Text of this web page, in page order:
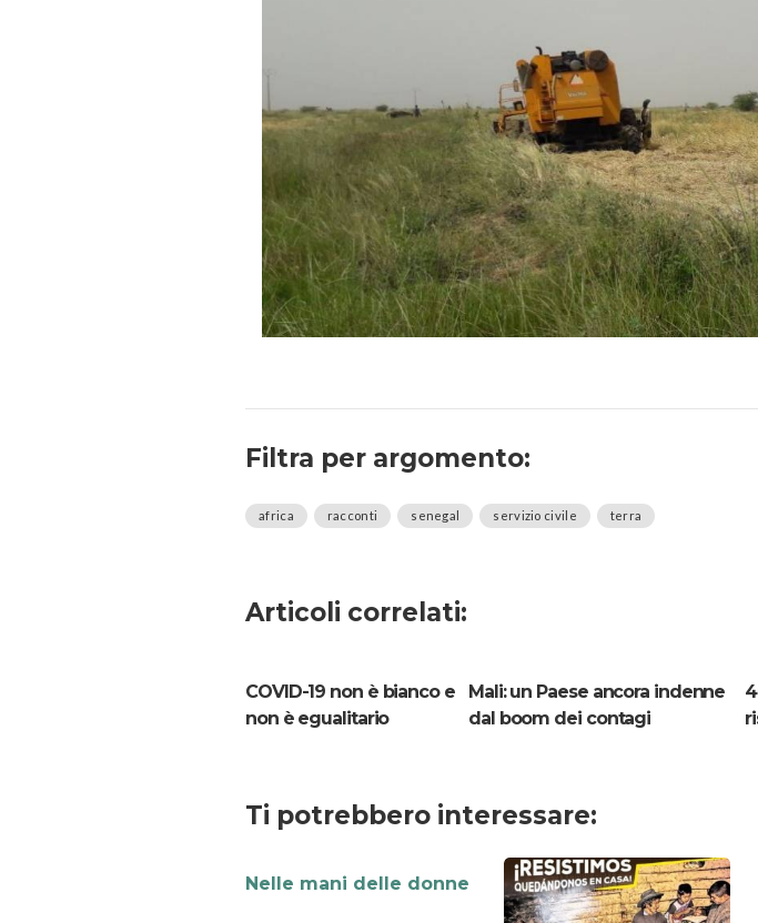
Filtra per argomento:
africa racconti senegal servizio civile terra
Articoli correlati:
COVID-19 non è bianco e
non è egualitario
Mali: un Paese ancora indenne
dal boom dei contagi
Ti potrebbero interessare:
Nelle mani delle donne